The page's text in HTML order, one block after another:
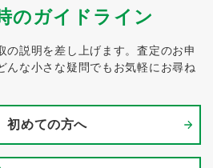
のガイドライン
の説明を差し上げます。査定のお申
んな小さな疑問でもお気軽にお尋ね
初めての方へ